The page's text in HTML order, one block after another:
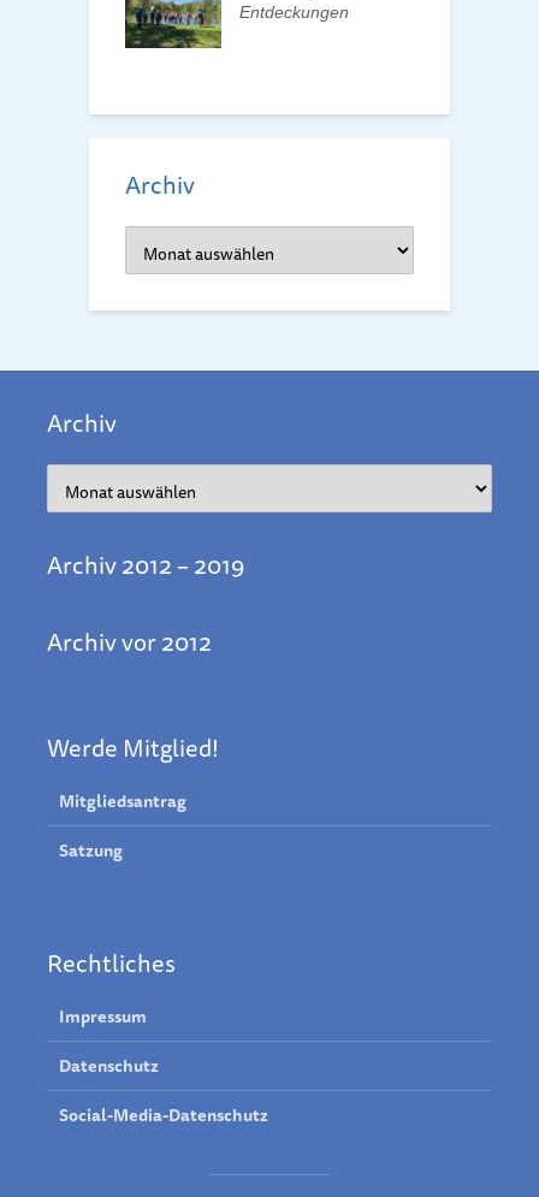
Entdeckungen
Archiv
Archiv
Archiv
Archiv
Archiv 2012 – 2019
Archiv vor 2012
Werde Mitglied!
Mitgliedsantrag
Satzung
Rechtliches
Impressum
Datenschutz
Social-Media-Datenschutz